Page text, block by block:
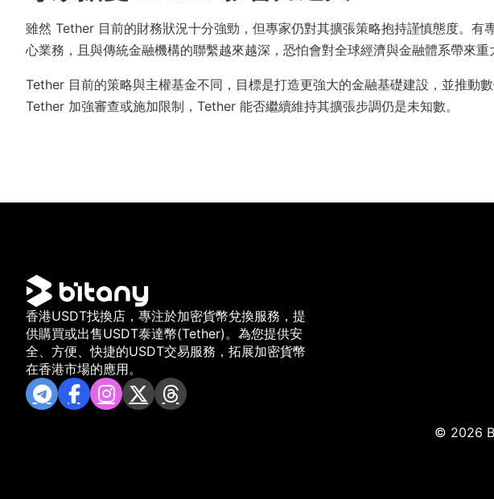
雖然 Tether 目前的財務狀況十分強勁，但專家仍對其擴張策略抱持謹慎態度。有
心業務，且與傳統金融機構的聯繫越來越深，恐怕會對全球經濟與金融體系帶來重
Tether 目前的策略與主權基金不同，目標是打造更強大的金融基礎建設，並推動
Tether 加強審查或施加限制，Tether 能否繼續維持其擴張步調仍是未知數。
香港USDT找換店，專注於加密貨幣兌換服務，提
供購買或出售USDT泰達幣(Tether)。為您提供安
全、方便、快捷的USDT交易服務，拓展加密貨幣
在香港市場的應用。
© 2026